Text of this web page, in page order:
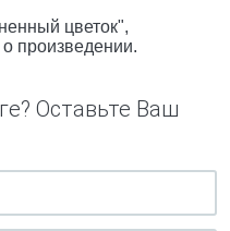
цветок",
произведении.
Оставьте Ваш